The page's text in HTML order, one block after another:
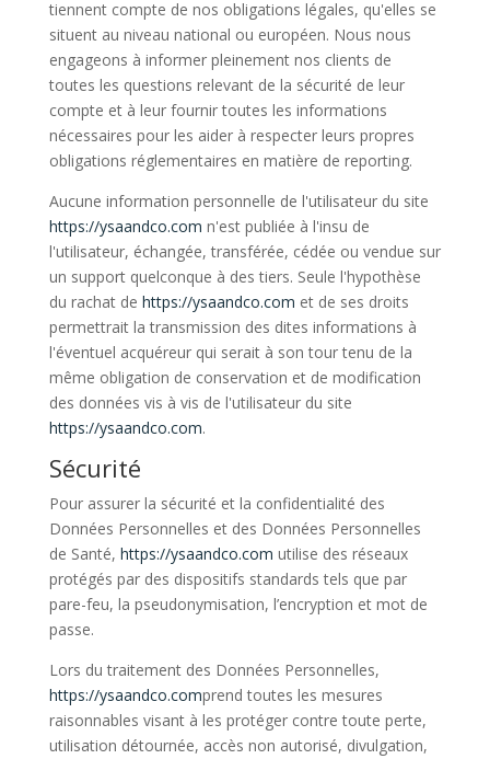
tiennent compte de nos obligations légales, qu'elles se
situent au niveau national ou européen. Nous nous
engageons à informer pleinement nos clients de
toutes les questions relevant de la sécurité de leur
compte et à leur fournir toutes les informations
nécessaires pour les aider à respecter leurs propres
obligations réglementaires en matière de reporting.
Aucune information personnelle de l'utilisateur du site
https://ysaandco.com n'est publiée à l'insu de
l'utilisateur, échangée, transférée, cédée ou vendue sur
un support quelconque à des tiers. Seule l'hypothèse
du rachat de https://ysaandco.com et de ses droits
permettrait la transmission des dites informations à
l'éventuel acquéreur qui serait à son tour tenu de la
même obligation de conservation et de modification
des données vis à vis de l'utilisateur du site
https://ysaandco.com.
Sécurité
Pour assurer la sécurité et la confidentialité des
Données Personnelles et des Données Personnelles
de Santé, https://ysaandco.com utilise des réseaux
protégés par des dispositifs standards tels que par
pare-feu, la pseudonymisation, l’encryption et mot de
passe.
Lors du traitement des Données Personnelles,
https://ysaandco.comprend toutes les mesures
raisonnables visant à les protéger contre toute perte,
utilisation détournée, accès non autorisé, divulgation,